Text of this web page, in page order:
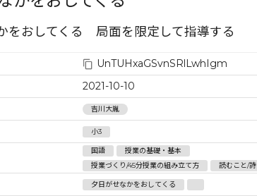
をおしてくる 局面を限定して指導する
UnTUHxaGSvnSRlLwhIgm
2021-10-10
吉川大胤
小3
国語
授業の基礎・基本
授業づくり/45分授業の組み立て方
読むこと/詩
夕日がせなかをおしてくる